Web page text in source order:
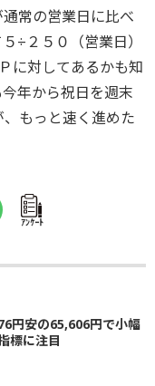
常の営業日に比べ
÷２５０（営業日）
に対してあるかも知
年から祝日を週末
もっと速く進めた
ｱﾝｹｰﾄ
円安の65,606円で小幅
標に注目